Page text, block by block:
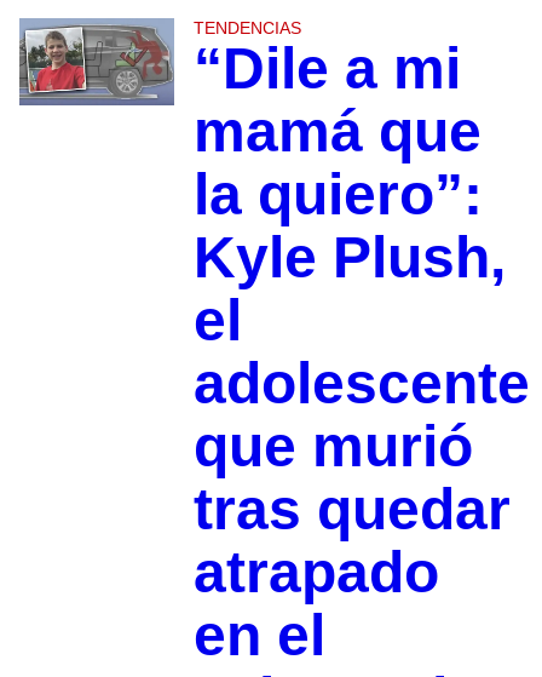
TENDENCIAS
“Dile a mi
mamá que
la quiero”:
Kyle Plush,
el
adolescente
que murió
tras quedar
atrapado
en el